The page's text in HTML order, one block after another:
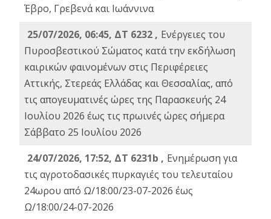
Έβρο, Γρεβενά και Ιωάννινα
25/07/2026, 06:45, ΔΤ 6232 , Ενέργειες του
Πυροσβεστικού Σώματος κατά την εκδήλωση
καιρικών φαινομένων στις Περιφέρειες
Αττικής, Στερεάς Ελλάδας και Θεσσαλίας, από
τις απογευματινές ώρες της Παρασκευής 24
Ιουλίου 2026 έως τις πρωινές ώρες σήμερα
Σάββατο 25 Ιουλίου 2026
24/07/2026, 17:52, ΔΤ 6231b , Ενημέρωση για
τις αγροτοδασικές πυρκαγιές του τελευταίου
24ωρου από Ω/18:00/23-07-2026 έως
Ω/18:00/24-07-2026